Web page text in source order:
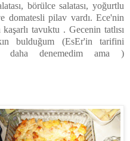
börülce salatası, yoğurtlu
domatesli pilav vardı. Ece'nin
tavuktu . Gecenin tatlısı
bulduğum (EsEr'in tarifini
denemedim ama )